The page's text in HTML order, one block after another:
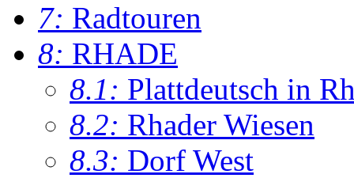
7: Radtouren
8: RHADE
8.1: Plattdeutsch in
8.2: Rhader Wiesen
8.3: Dorf West